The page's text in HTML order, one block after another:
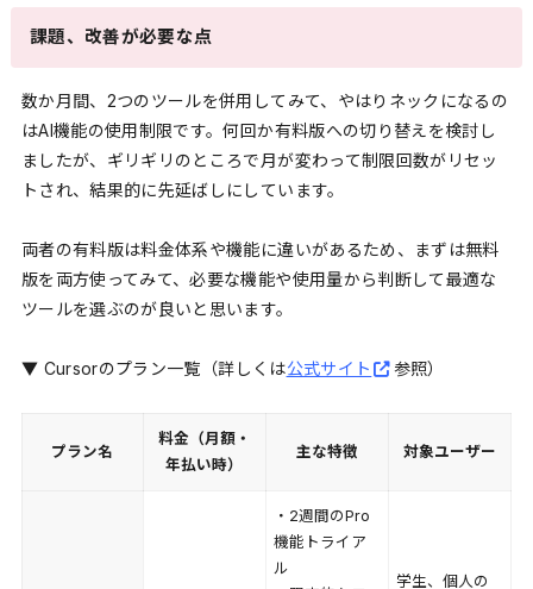
課題、改善が必要な点
数か月間、2つのツールを併用してみて、やはりネックになるの
はAI機能の使用制限です。何回か有料版への切り替えを検討し
ましたが、ギリギリのところで月が変わって制限回数がリセッ
トされ、結果的に先延ばしにしています。
両者の有料版は料金体系や機能に違いがあるため、まずは無料
版を両方使ってみて、必要な機能や使用量から判断して最適な
ツールを選ぶのが良いと思います。
▼ Cursorのプラン一覧（詳しくは公式サイト 参照）
プラン名
料金（月額・
年払い時）
主な特徴 対象ユーザー
・2週間のPro
機能トライア
ル
学生、個人の